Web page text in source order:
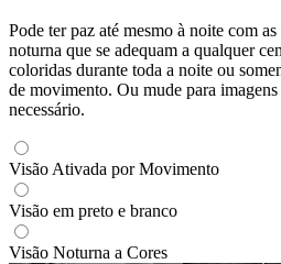
Pode ter paz até mesmo à noite com
noturna que se adequam a qualquer
coloridas durante toda a noite ou
de movimento. Ou mude para
necessário.
Visão Ativada por Movimento
Visão em preto e branco
Visão Noturna a Cores